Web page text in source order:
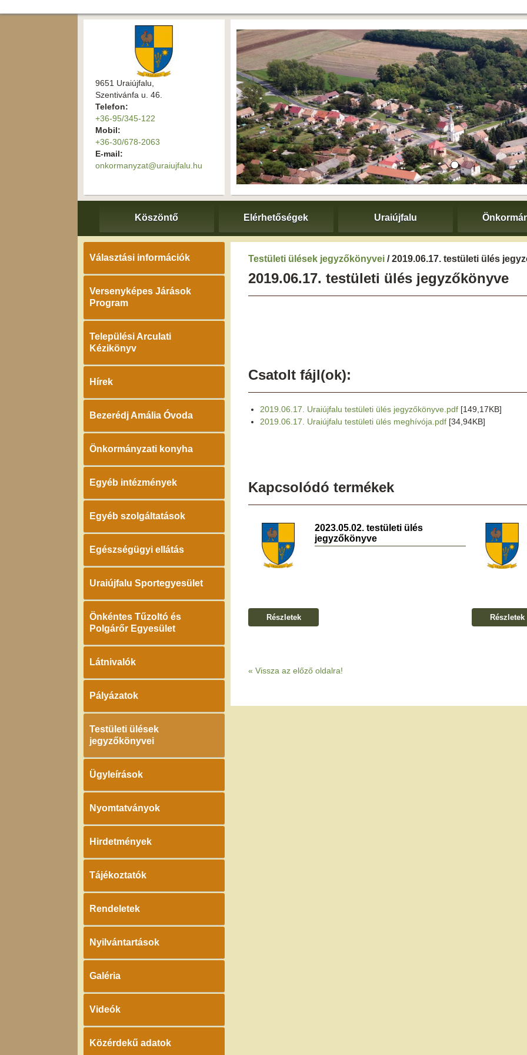
9651 Uraiújfalu,
Szentivánfa u. 46.
Telefon:
+36-95/345-122
Mobil:
+36-30/678-2063
E-mail:
onkormanyzat@uraiujfalu.hu
Köszöntő Elérhetőségek Uraiújfalu
Választási információk
Versenyképes Járások
Program
Települési Arculati
Kézikönyv
Hírek
Bezerédj Amália Óvoda
Önkormányzati konyha
Egyéb intézmények
Egyéb szolgáltatások
Egészségügyi ellátás
Uraiújfalu Sportegyesület
Önkéntes Tűzoltó és
Polgárőr Egyesület
Látnivalók
Pályázatok
Testületi ülések
jegyzőkönyvei
Ügyleírások
Nyomtatványok
Hirdetmények
Tájékoztatók
Rendeletek
Nyilvántartások
Galéria
Videók
Közérdekű adatok
Testületi ülések jegyzőkönyvei / 2019.06.17. testületi ülés
2019.06.17. testületi ülés jegyzőkönyve
Csatolt fájl(ok):
2019.06.17. Uraiújfalu testületi ülés jegyzőkönyve.pdf [149,17KB]
2019.06.17. Uraiújfalu testületi ülés meghívója.pdf [34,94KB]
Kapcsolódó termékek
2023.05.02. testületi ülés
jegyzőkönyve
Részletek Részletek
« Vissza az előző oldalra!